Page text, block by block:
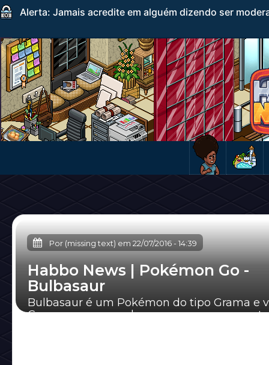
Alerta: Jamais acredite em alguém dizendo ser
Por (missing text) em 22/07/2016-14:39
Habbo News | Pokémon Go -
Bulbasaur
Bulbasaur é um Pokémon do tipo Grama e
Comece a procura-lo para que possa o